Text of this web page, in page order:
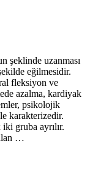
şeklinde uzanması
eğilmesidir.
fleksiyon ve
azalma, kardiyak
psikolojik
karakterizedir.
gruba ayrılır.
…